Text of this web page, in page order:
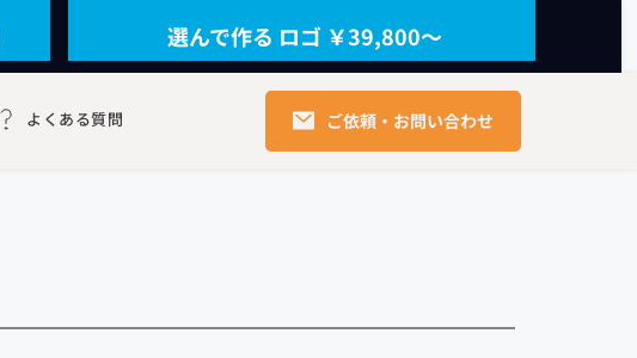
選んで作る ロゴ ￥39,800〜
よくある質問 ご依頼・お問い合わせ